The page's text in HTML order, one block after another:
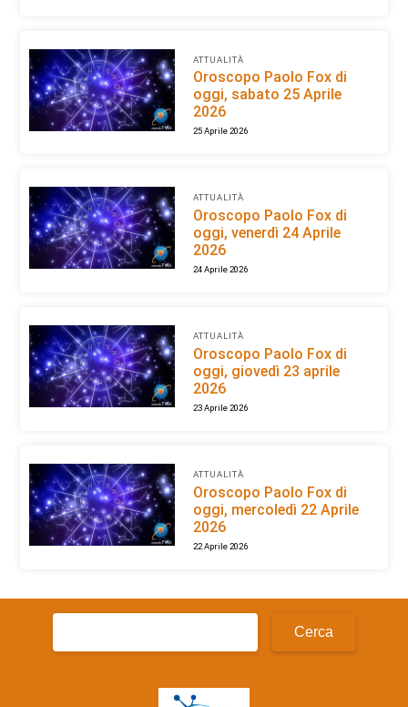
ATTUALITÀ
Oroscopo Paolo Fox di
oggi, sabato 25 Aprile
2026
25 Aprile 2026
ATTUALITÀ
Oroscopo Paolo Fox di
oggi, venerdì 24 Aprile
2026
24 Aprile 2026
ATTUALITÀ
Oroscopo Paolo Fox di
oggi, giovedì 23 aprile
2026
23 Aprile 2026
ATTUALITÀ
Oroscopo Paolo Fox di
oggi, mercoledì 22 Aprile
2026
22 Aprile 2026
Ricerca